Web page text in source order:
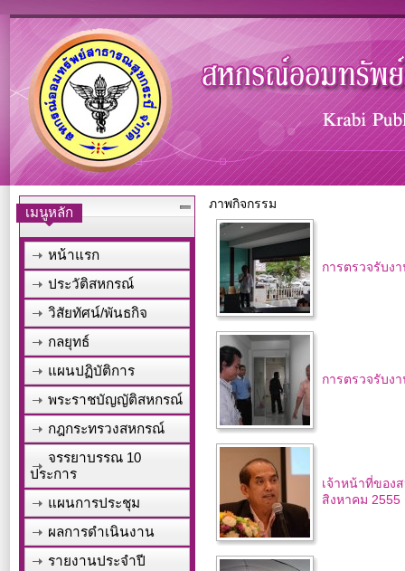
เมนูหลัก
หน้าแรก
ประวัติสหกรณ์
วิสัยทัศน์/พันธกิจ
กลยุทธ์
แผนปฏิบัติการ
พระราชบัญญัติสหกรณ์
กฎกระทรวงสหกรณ์
จรรยาบรรณ 10
ประการ
แผนการประชุม
ผลการดำเนินงาน
รายงานประจำปี
ภาพกิจกรรม
การตรวจรับง
การตรวจรับง
เจ้าหน้าที่ของ
สิงหาคม